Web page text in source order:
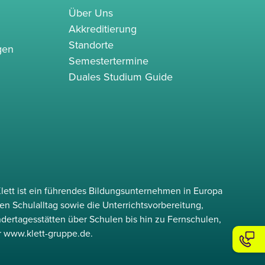
Über Uns
Akkreditierung
Standorte
Semestertermine
Duales Studium Guide
ist ein führendes Bildungsunternehmen in Europa
Schulalltag sowie die Unterrichtsvorbereitung,
über Schulen bis hin zu Fernschulen,
www.klett-gruppe.de.